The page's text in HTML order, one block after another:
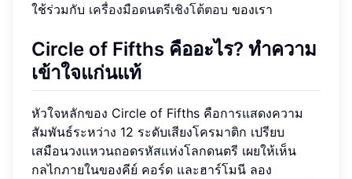
ใช้ร่วมกับ เครื่องมือดนตรีเชิงโต้ตอบ ของเรา
Circle of Fifths คืออะไร? ทำความ
เข้าใจแก่นแท้
หัวใจหลักของ Circle of Fifths คือการแสดงความ
สัมพันธ์ระหว่าง 12 ระดับเสียงโครมาติก เปรียบ
เสมือนวงแหวนถอดรหัสแห่งโลกดนตรี เผยให้เห็น
กลไกภายในของคีย์ คอร์ด และฮาร์โมนี ลอง